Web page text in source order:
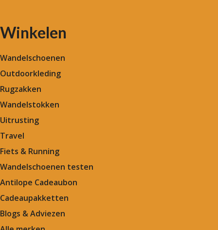
Winkelen
Wandelschoenen
Outdoorkleding
Rugzakken
Wandelstokken
Uitrusting
Travel
Fiets & Running
Wandelschoenen testen
Antilope Cadeaubon
Cadeaupakketten
Blogs & Adviezen